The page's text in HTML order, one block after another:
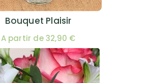
Bouquet Plaisir
A partir de 32,90 €